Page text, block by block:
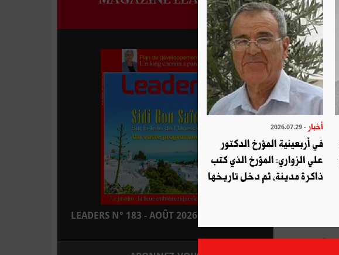
LEADERS N° 183 - AOÛT 2026 : EN KIOSQUE
أخبار - 2026.07.29
في أربعينية المؤرخ الدكتور
علي الزواري: المؤرخ الذي كتب
ذاكرة مدينة، ثم دخل تاريخها